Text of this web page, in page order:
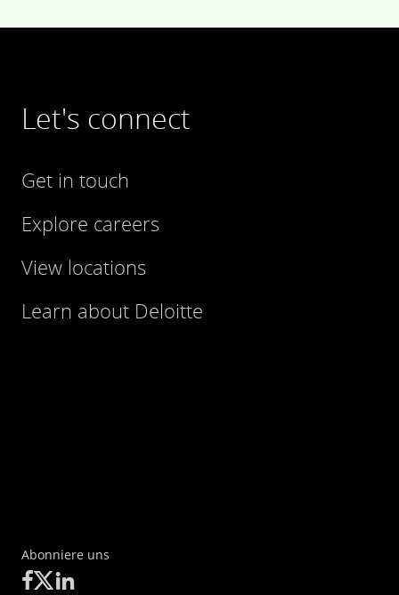
Let's connect
Get in touch
Explore careers
View locations
Learn about Deloitte
Abonniere uns